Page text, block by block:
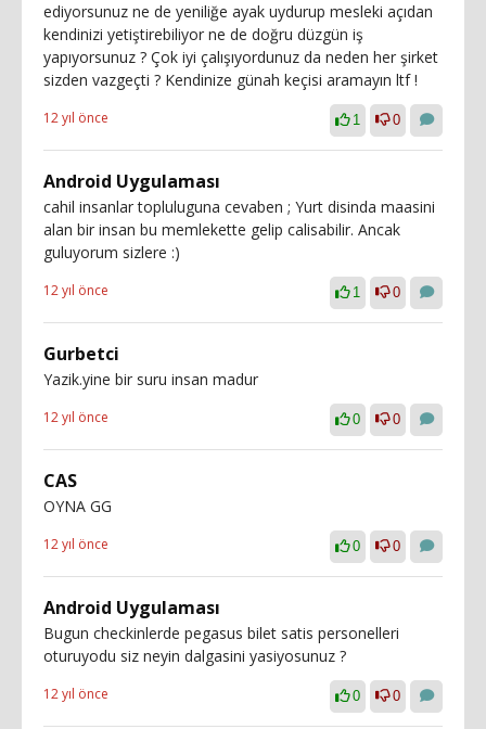
ediyorsunuz ne de yeniliğe ayak uydurup mesleki açıdan
kendinizi yetiştirebiliyor ne de doğru düzgün iş
yapıyorsunuz ? Çok iyi çalışıyordunuz da neden her şirket
sizden vazgeçti ? Kendinize günah keçisi aramayın ltf !
12 yıl önce 1 0
Android Uygulaması
cahil insanlar topluluguna cevaben ; Yurt disinda maasini
alan bir insan bu memlekette gelip calisabilir. Ancak
guluyorum sizlere :)
12 yıl önce 1 0
Gurbetci
Yazik.yine bir suru insan madur
12 yıl önce 0 0
CAS
OYNA GG
12 yıl önce 0 0
Android Uygulaması
Bugun checkinlerde pegasus bilet satis personelleri
oturuyodu siz neyin dalgasini yasiyosunuz ?
12 yıl önce 0 0